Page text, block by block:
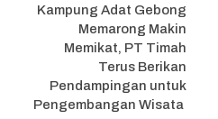
Kampung Adat Gebong
Memarong Makin
Memikat, PT Timah
Terus Berikan
Pendampingan untuk
Pengembangan Wisata